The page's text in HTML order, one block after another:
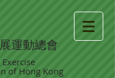
運動總會
of Hong Kong